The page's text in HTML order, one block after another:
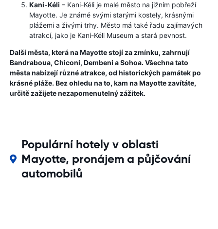
Kani-Kéli – Kani-Kéli je malé město na jižním pobřeží
Mayotte. Je známé svými starými kostely, krásnými
plážemi a živými trhy. Město má také řadu zajímavých
atrakcí, jako je Kani-Kéli Museum a stará pevnost.
Další města, která na Mayotte stojí za zmínku, zahrnují
Bandraboua, Chiconi, Dembeni a Sohoa. Všechna tato
města nabízejí různé atrakce, od historických památek po
krásné pláže. Bez ohledu na to, kam na Mayotte zavítáte,
určitě zažijete nezapomenutelný zážitek.
Populární hotely v oblasti
Mayotte, pronájem a půjčování
automobilů